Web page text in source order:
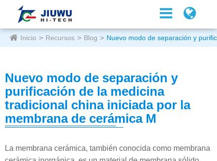
Inicio Recursos Blog Nuevo modo de separación y
Nuevo modo de separación y
purificación de la medicina
tradicional china iniciada por la
membrana de cerámica M
La membrana cerámica, también conocida como membrana